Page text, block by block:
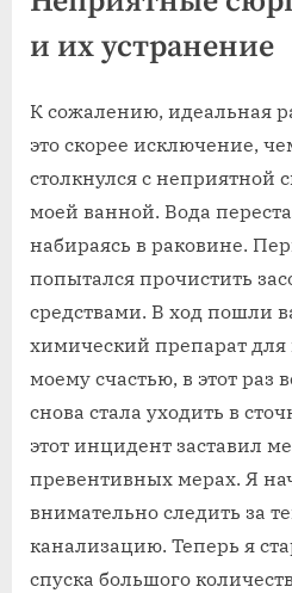
и их устранение
К сожалению, идеальная
это скорее исключение,
столкнулся с неприятной
моей ванной. Вода
набираясь в раковине.
попытался прочистить
средствами. В ход пошли
химический препарат для
моему счастью, в этот раз
снова стала уходить в
этот инцидент заставил
превентивных мерах. Я
внимательно следить за
канализацию. Теперь я
спуска большого